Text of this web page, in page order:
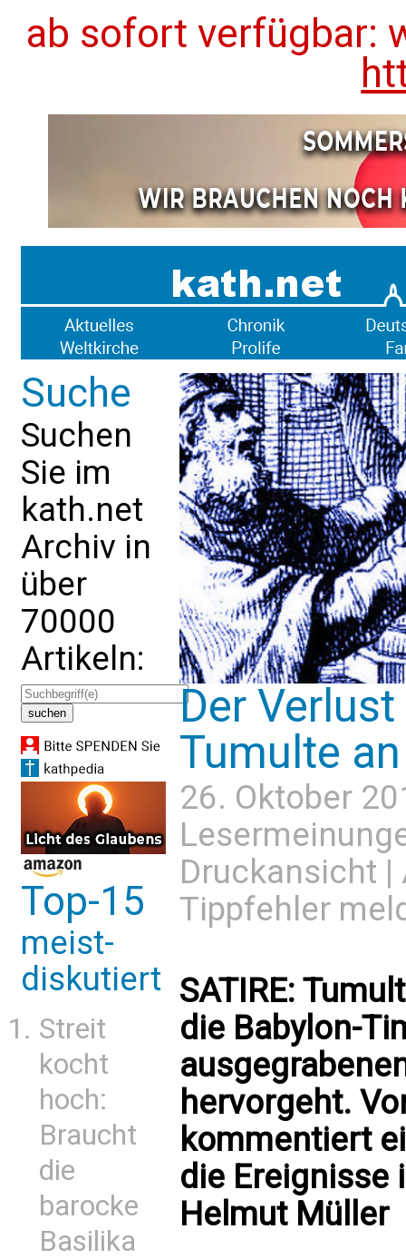
ab sofort verfügbar:
Suche
Suchen
Sie im
kath.net
Archiv in
über
70000
Artikeln:
Top-15
meist-
diskutiert
Streit
kocht
hoch:
Braucht
die
barocke
Basilika
Der
Tumulte
26. Oktober
Druckansicht |
Tippfehler
SATIRE:
die Babylon-
hervorgeht.
kommentiert
die Ereignisse
Helmut Müller